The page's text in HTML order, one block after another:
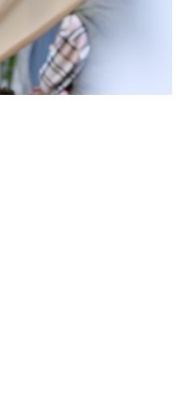
Völklinger Hütte
Völklinger Hütte